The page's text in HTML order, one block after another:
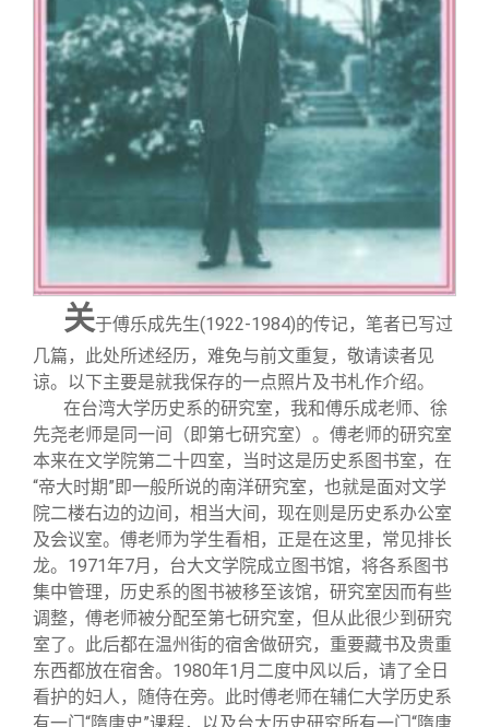
制度法规
联系我们
关于傅乐成先生(1922-1984)的传记，笔者已写过
几篇，此处所述经历，难免与前文重复，敬请读者见
谅。以下主要是就我保存的一点照片及书札作介绍。
在台湾大学历史系的研究室，我和傅乐成老师、徐
先尧老师是同一间（即第七研究室）。傅老师的研究室
本来在文学院第二十四室，当时这是历史系图书室，在
“帝大时期”即一般所说的南洋研究室，也就是面对文学
院二楼右边的边间，相当大间，现在则是历史系办公室
及会议室。傅老师为学生看相，正是在这里，常见排长
龙。1971年7月，台大文学院成立图书馆，将各系图书
集中管理，历史系的图书被移至该馆，研究室因而有些
调整，傅老师被分配至第七研究室，但从此很少到研究
室了。此后都在温州街的宿舍做研究，重要藏书及贵重
东西都放在宿舍。1980年1月二度中风以后，请了全日
看护的妇人，随侍在旁。此时傅老师在辅仁大学历史系